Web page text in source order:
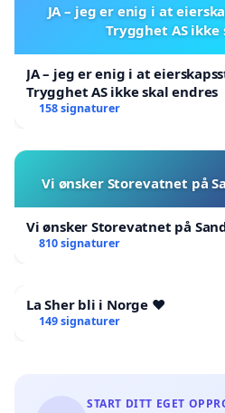
JA – jeg er enig i at
Trygghet AS ikke
JA – jeg er enig i at
Trygghet AS ikke skal endres
158 signaturer
Vi ønsker Storevatnet på
Vi ønsker Storevatnet på
810 signaturer
La Sher bli i Norge ❤️
149 signaturer
START DITT EGET